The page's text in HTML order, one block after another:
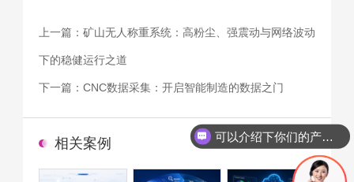
上一篇： 矿山无人称重系统：高粉尘、强震动与网络波动
下的稳健运行之道
下一篇： CNC数据采集：开启智能制造的数据之门
相关案例 可以介绍下你们的产品么